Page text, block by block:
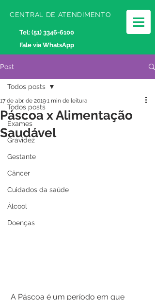
CENTRAL DE ATENDIMENTO
Tel: (51) 3346-6100
Fale via WhatsApp
Post
Todos posts
Exames
Gravidez
Gestante
Câncer
Cuidados da saúde
Álcool
Doenças
Todos posts
Páscoa x Alimentação
Saudável
17 de abr. de 20191 min de leitura